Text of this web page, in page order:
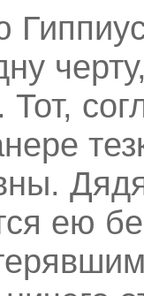
ею